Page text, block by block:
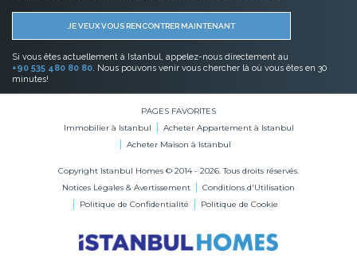
JE VEUX VOUS RENCONTRER MAINTENANT
Si vous êtes actuellement à Istanbul, appelez-nous directement au
+90 535 480 80 80. Nous pouvons venir vous chercher là où vous êtes en 30
minutes!
PAGES FAVORITES
Immobilier à Istanbul
Acheter Appartement à Istanbul
Acheter Maison à Istanbul
Copyright Istanbul Homes © 2014 - 2026. Tous droits réservés.
Notices Légales & Avertissement
Conditions d'Utilisation
Politique de Confidentialité
Politique de Cookie